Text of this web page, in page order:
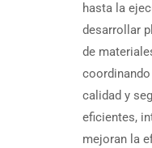
hasta la
desarrollar
de
calidad y
eficientes,
mejoran la